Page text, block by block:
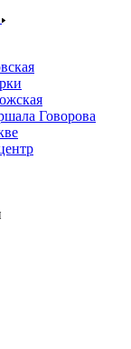
Говорова